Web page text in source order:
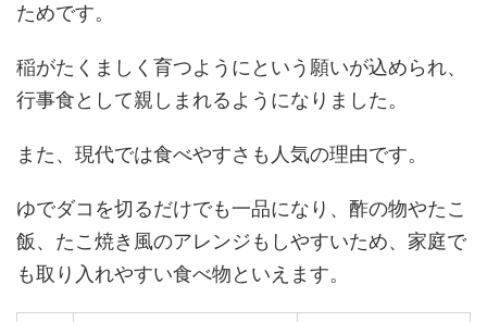
ためです。
稲がたくましく育つようにという願いが込められ、
行事食として親しまれるようになりました。
また、現代では食べやすさも人気の理由です。
ゆでダコを切るだけでも一品になり、酢の物やたこ
飯、たこ焼き風のアレンジもしやすいため、家庭で
も取り入れやすい食べ物といえます。